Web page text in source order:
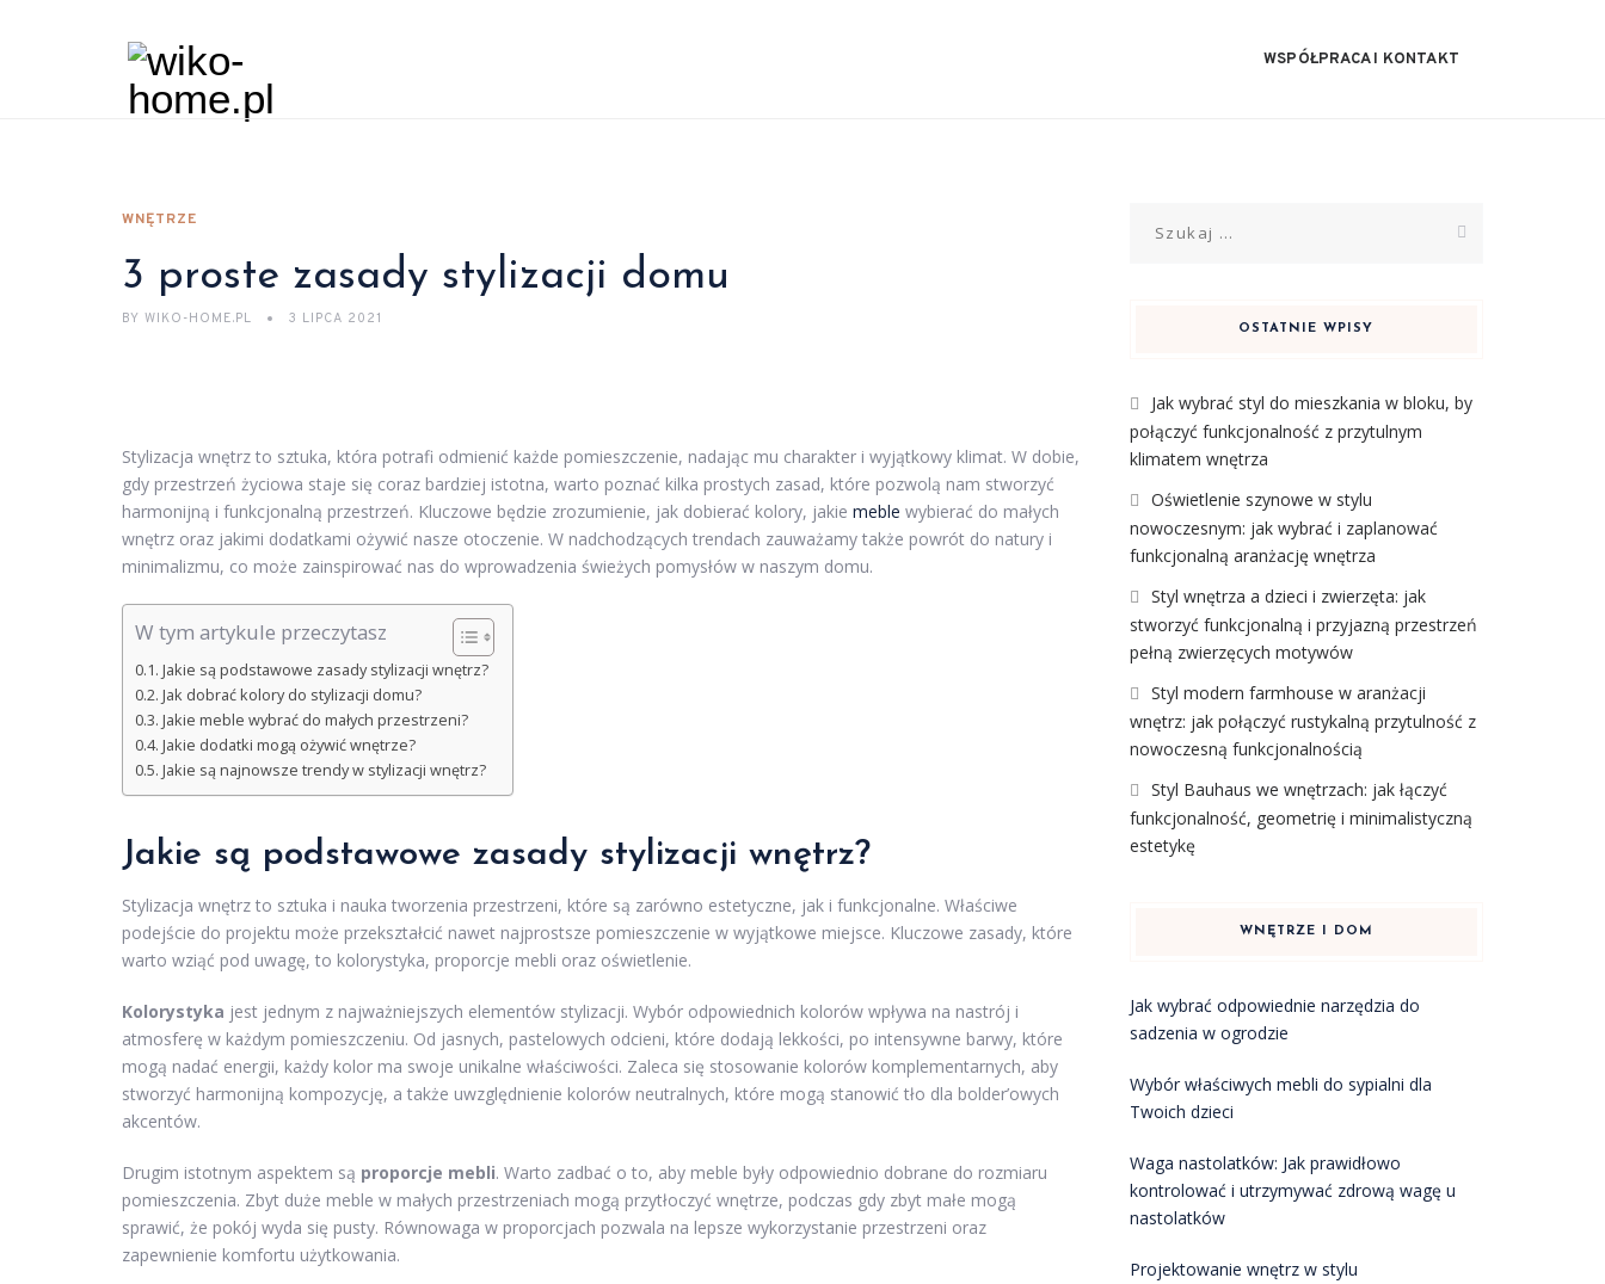
WSPÓŁPRACA I KONTAKT
WNĘTRZE
3 proste zasady stylizacji domu
BY WIKO-HOME.PL 3 LIPCA 2021
Stylizacja wnętrz to sztuka, która potrafi odmienić każde pomieszczenie, nadając mu charakter i wyjątkowy klimat. W dobie,
gdy przestrzeń życiowa staje się coraz bardziej istotna, warto poznać kilka prostych zasad, które pozwolą nam stworzyć
harmonijną i funkcjonalną przestrzeń. Kluczowe będzie zrozumienie, jak dobierać kolory, jakie meble wybierać do małych
wnętrz oraz jakimi dodatkami ożywić nasze otoczenie. W nadchodzących trendach zauważamy także powrót do natury i
minimalizmu, co może zainspirować nas do wprowadzenia świeżych pomysłów w naszym domu.
W tym artykule przeczytasz
Jakie są podstawowe zasady stylizacji wnętrz?
Jak dobrać kolory do stylizacji domu?
Jakie meble wybrać do małych przestrzeni?
Jakie dodatki mogą ożywić wnętrze?
Jakie są najnowsze trendy w stylizacji wnętrz?
Jakie są podstawowe zasady stylizacji wnętrz?
Stylizacja wnętrz to sztuka i nauka tworzenia przestrzeni, które są zarówno estetyczne, jak i funkcjonalne. Właściwe
podejście do projektu może przekształcić nawet najprostsze pomieszczenie w wyjątkowe miejsce. Kluczowe zasady, które
warto wziąć pod uwagę, to kolorystyka, proporcje mebli oraz oświetlenie.
Kolorystyka jest jednym z najważniejszych elementów stylizacji. Wybór odpowiednich kolorów wpływa na nastrój i
atmosferę w każdym pomieszczeniu. Od jasnych, pastelowych odcieni, które dodają lekkości, po intensywne barwy, które
mogą nadać energii, każdy kolor ma swoje unikalne właściwości. Zaleca się stosowanie kolorów komplementarnych, aby
stworzyć harmonijną kompozycję, a także uwzględnienie kolorów neutralnych, które mogą stanowić tło dla bolder’owych
akcentów.
Drugim istotnym aspektem są proporcje mebli. Warto zadbać o to, aby meble były odpowiednio dobrane do rozmiaru
pomieszczenia. Zbyt duże meble w małych przestrzeniach mogą przytłoczyć wnętrze, podczas gdy zbyt małe mogą
sprawić, że pokój wyda się pusty. Równowaga w proporcjach pozwala na lepsze wykorzystanie przestrzeni oraz
zapewnienie komfortu użytkowania.
OSTATNIE WPISY
Jak wybrać styl do mieszkania w bloku, by
połączyć funkcjonalność z przytulnym
klimatem wnętrza
Oświetlenie szynowe w stylu
nowoczesnym: jak wybrać i zaplanować
funkcjonalną aranżację wnętrza
Styl wnętrza a dzieci i zwierzęta: jak
stworzyć funkcjonalną i przyjazną przestrzeń
pełną zwierzęcych motywów
Styl modern farmhouse w aranżacji
wnętrz: jak połączyć rustykalną przytulność z
nowoczesną funkcjonalnością
Styl Bauhaus we wnętrzach: jak łączyć
funkcjonalność, geometrię i minimalistyczną
estetykę
WNĘTRZE I DOM
Jak wybrać odpowiednie narzędzia do
sadzenia w ogrodzie
Wybór właściwych mebli do sypialni dla
Twoich dzieci
Waga nastolatków: Jak prawidłowo
kontrolować i utrzymywać zdrową wagę u
nastolatków
Projektowanie wnętrz w stylu